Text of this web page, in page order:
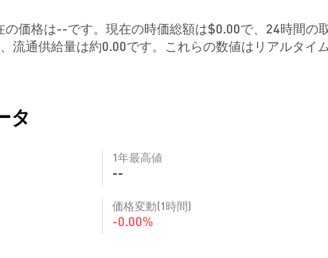
の価格は--です。現在の時価総額は$0.00で、24時間の
流通供給量は約0.00です。これらの数値はリアルタイ
タ
1年最高値
--
価格変動(1時間)
-0.00%